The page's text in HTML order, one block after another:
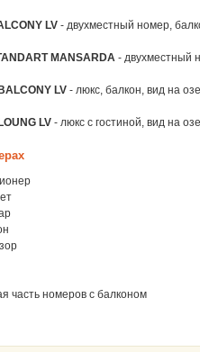
LV- двухместный номер,
MANSARDA- двухместный
LV- люкс, балкон, вид на
LV- люкс с гостиной, вид на
часть номеров с балконом